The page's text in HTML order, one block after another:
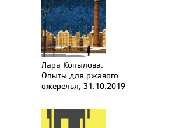
Лара Копылова.
Опыты для ржавого
ожерелья, 31.10.2019